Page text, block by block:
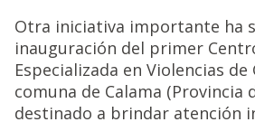
Otra iniciativa importante ha
inauguración del primer
Especializada en Violencias de
comuna de Calama (Provincia
destinado a brindar atención